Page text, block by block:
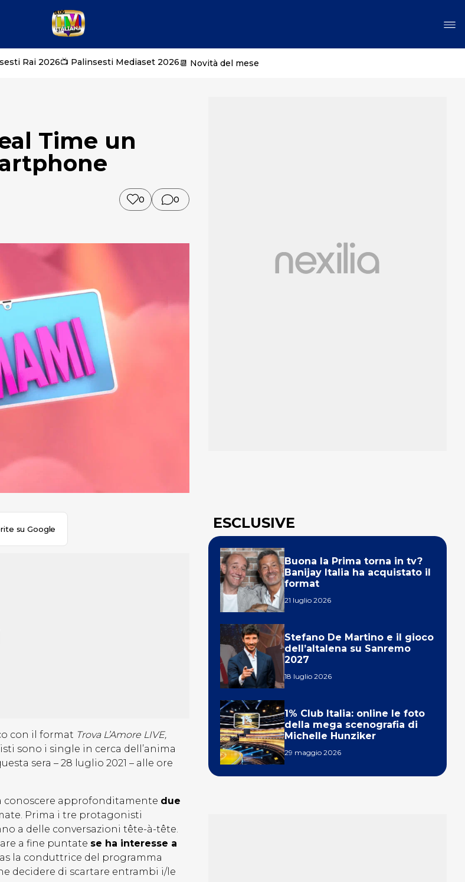
Rai 2026📺 Palinsesti Mediaset 2026📆 Novità del mese
Time un
0 0
su Google
con il format Trova L’Amore LIVE,
sono i single in cerca dell’anima
sera – 28 luglio 2021 – alle ore
conoscere approfonditamente due
Prima i tre protagonisti
a delle conversazioni tête-à-tête.
a fine puntate se ha interesse a
la conduttrice del programma
decidere di scartare entrambi i/le
ESCLUSIVE
Buona la Prima torna in tv?
Banijay Italia ha acquistato il
format
21 luglio 2026
Stefano De Martino e il gioco
dell’altalena su Sanremo
2027
18 luglio 2026
1% Club Italia: online le foto
della mega scenografia di
Michelle Hunziker
29 maggio 2026